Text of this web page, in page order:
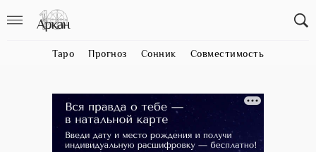
Таро Прогноз Сонник Совместимость